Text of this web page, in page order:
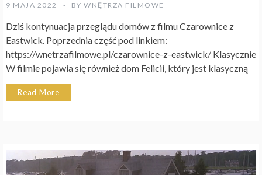
9 MAJA 2022 BY WNĘTRZA FILMOWE
Dziś kontynuacja przeglądu domów z filmu Czarownice z
Eastwick. Poprzednia część pod linkiem:
https://wnetrzafilmowe.pl/czarownice-z-eastwick/ Klasycznie
W filmie pojawia się również dom Felicii, który jest klasyczną
Read More